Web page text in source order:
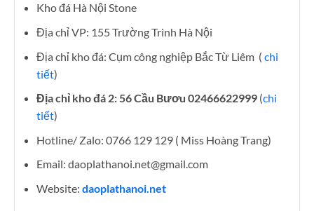
Kho đá Hà Nội Stone
Địa chỉ VP: 155 Trường Trinh Hà Nội
Địa chỉ kho đá: Cụm công nghiệp Bắc Từ Liêm ( chi
tiết)
Địa chỉ kho đá 2: 56 Cầu Bươu 02466622999(chi
tiết)
Hotline/ Zalo: 0766 129 129 ( Miss Hoàng Trang)
Email: daoplathanoi.net@gmail.com
Website: daoplathanoi.net